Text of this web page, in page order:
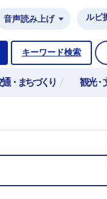
音声読み上げ ルビ
キーワード検索
・まちづくり 観光・